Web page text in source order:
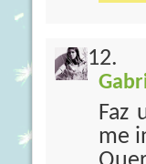
Faz
me